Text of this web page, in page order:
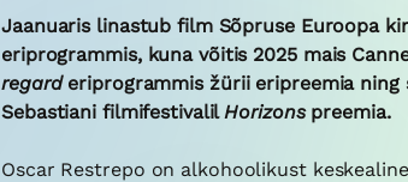
Jaanuaris linastub film Sõpruse Euroopa
eriprogrammis, kuna võitis 2025 mais
regard eriprogrammis žürii eripreemia ning
Sebastiani filmifestivalilHorizonspreemia.
Oscar Restrepo on alkohoolikust